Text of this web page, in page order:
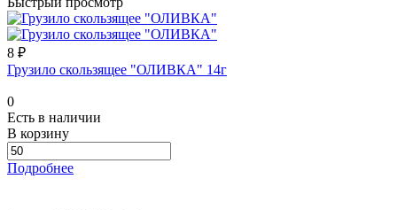
8 ₽
Грузило скользящее "ОЛИВКА" 14г
0
Есть в наличии
В корзину
Подробнее